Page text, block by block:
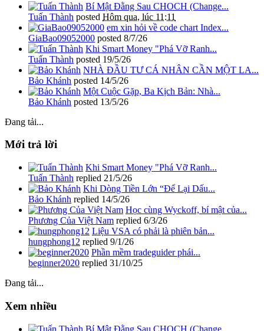
Bí Mật Đằng Sau CHOCH (Change...
Tuấn Thành posted Hôm qua, lúc 11:11
em xin hỏi về code chart Index...
GiaBao09052000 posted 8/7/26
Khi Smart Money "Phá Vỡ Ranh...
Tuấn Thành posted 19/5/26
NHÀ ĐẦU TƯ CÁ NHÂN CẦN MỘT LA...
Bảo Khánh posted 14/5/26
Một Cuộc Gặp, Ba Kịch Bản: Nhà...
Bảo Khánh posted 13/5/26
Đang tải...
Mới trả lời
Khi Smart Money "Phá Vỡ Ranh...
Tuấn Thành replied 21/5/26
Khi Dòng Tiền Lớn “Để Lại Dấu...
Bảo Khánh replied 14/5/26
Học cùng Wyckoff, bí mật của...
Phương Của Việt Nam replied 6/3/26
Liệu VSA có phải là phiên bản...
hungphong12 replied 9/1/26
Phần mềm tradeguider phái...
beginner2020 replied 31/10/25
Đang tải...
Xem nhiều
Bí Mật Đằng Sau CHOCH (Change...